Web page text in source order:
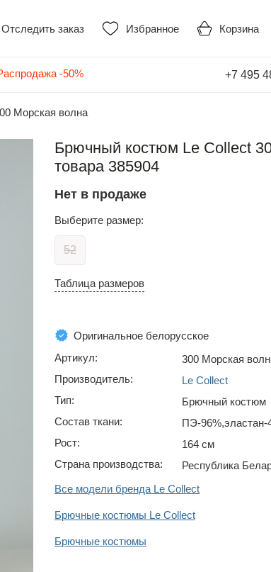
Отследить заказ Избранное Корзина
-50% +7 495
Морская волна
Брючный костюм Le Collect
товара 385904
Нет в продаже
Выберите размер:
52
Таблица размеров
Оригинальное белорусское
Артикул:
300 Морская
Производитель:
Le Collect
Тип:
Брючный костюм
Состав ткани:
ПЭ-96%,эластан-
Рост:
164 см
Страна производства:
Республика
Все модели бренда Le Collect
Брючные костюмы Le Collect
Брючные костюмы